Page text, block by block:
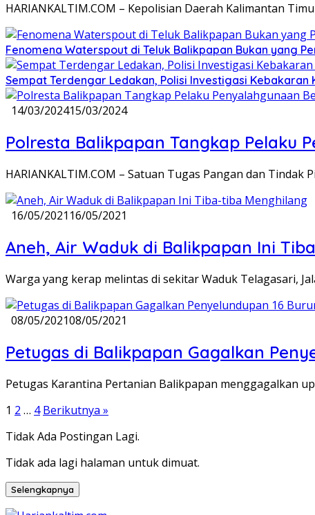
HARIANKALTIM.COM – Kepolisian Daerah Kalimantan
Fenomena Waterspout di Teluk Balikpapan Bukan yang
Sempat Terdengar Ledakan, Polisi Investigasi Kebakaran
14/03/202415/03/2024
Polresta Balikpapan Tangkap Pelaku
HARIANKALTIM.COM – Satuan Tugas Pangan dan
16/05/2021 16/05/2021
Aneh, Air Waduk di Balikpapan Ini
Warga yang kerap melintas di sekitar Waduk Telagasari,
08/05/202108/05/2021
Petugas di Balikpapan Gagalkan
Petugas Karantina Pertanian Balikpapan menggagalkan
Paginasi
pos
1 2 … 4 Berikutnya »
Tidak Ada Postingan Lagi.
Tidak ada lagi halaman untuk dimuat.
Selengkapnya